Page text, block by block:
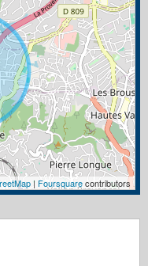
| Foursquarecontributors